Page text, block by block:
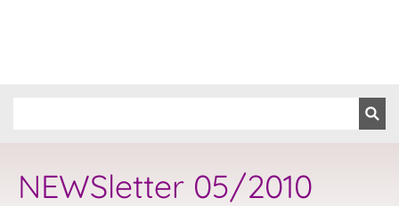
NEWSletter 05/2010